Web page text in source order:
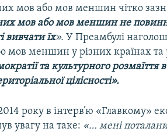
мов або мов меншин чітко
мов або мов меншин не
вивчати їх». У Преамбулі
мов меншин у різних країнах та
та культурного розмаїття
цілісності».
року в інтерв’ю «Главкому»
увагу на таке: «… мені